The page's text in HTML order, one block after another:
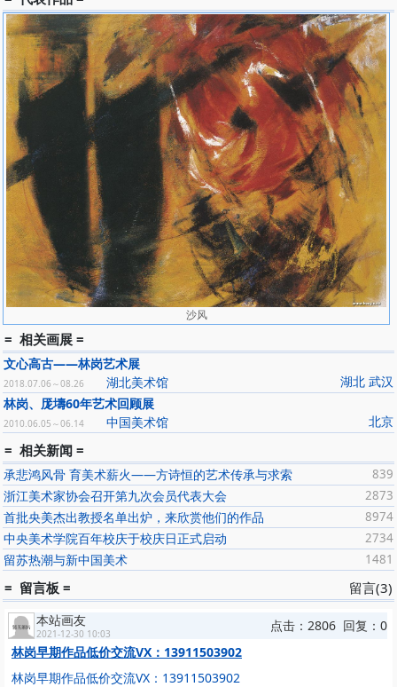
沙风
= 相关画展 =
文心高古——林岗艺术展
湖北 武汉
2018.07.06～08.26
湖北美术馆
林岗、厐壔60年艺术回顾展
北京
2010.06.05～06.14 中国美术馆
= 相关新闻 =
839
承悲鸿风骨 育美术薪火——方诗恒的艺术传承与求索
2873
浙江美术家协会召开第九次会员代表大会
8974
首批央美杰出教授名单出炉，来欣赏他们的作品
2734
中央美术学院百年校庆于校庆日正式启动
1481
留苏热潮与新中国美术
留言(3)
= 留言板 =
本站画友
2021-12-30 10:03
点击：2806 回复：0
林岗早期作品低价交流VX：13911503902
林岗早期作品低价交流VX：13911503902